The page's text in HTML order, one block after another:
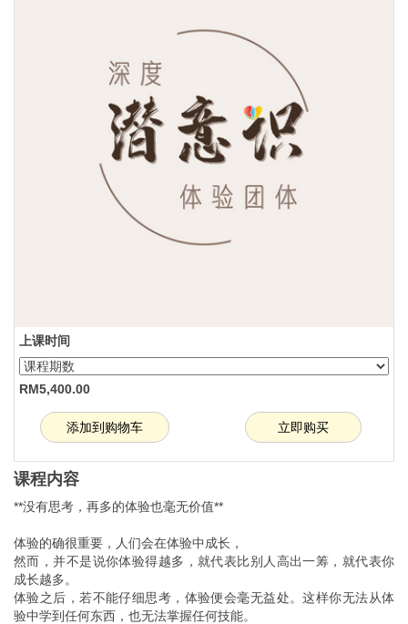
上课时间
RM5,400.00
课程内容
**没有思考，再多的体验也毫无价值**
体验的确很重要，人们会在体验中成长，
然而，并不是说你体验得越多，就代表比别人高出一筹，就代表你
成长越多。
体验之后，若不能仔细思考，体验便会毫无益处。这样你无法从体
验中学到任何东西，也无法掌握任何技能。